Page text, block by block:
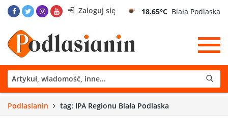
Zaloguj się 18.65°C Biała Podlaska
Podlasianin tag: IPA Regionu Biała Podlaska